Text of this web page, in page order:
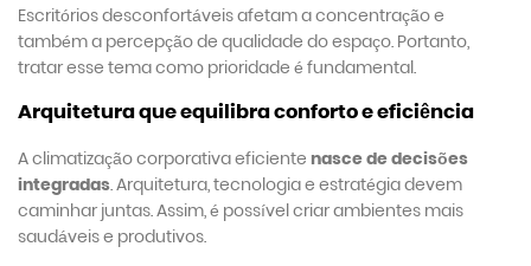
Escritórios desconfortáveis afetam a concentração e
também a percepção de qualidade do espaço. Portanto,
tratar esse tema como prioridade é fundamental.
Arquitetura que equilibra conforto e eficiência
A climatização corporativa eficiente nasce de decisões
integradas. Arquitetura, tecnologia e estratégia devem
caminhar juntas. Assim, é possível criar ambientes mais
saudáveis e produtivos.